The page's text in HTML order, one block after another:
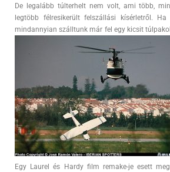
De legalább túlterhelt nem volt, ami több,
legtöbb félresikerült felszállási kísérletről.
mindannyian szálltunk már fel egy kicsit
Egy Laurel és Hardy film remake-je esett